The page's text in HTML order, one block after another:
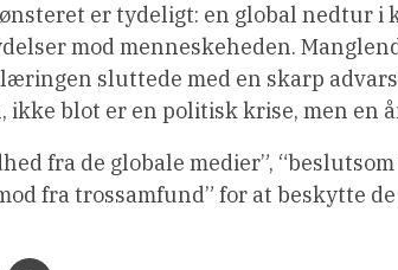
er tydeligt: en global nedtur i
mod menneskeheden.
sluttede med en skarp
ikke blot er en politisk krise, men en
fra de globale medier”,
fra trossamfund” for at beskytte